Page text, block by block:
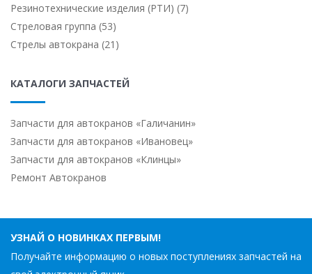
Резинотехнические изделия (РТИ) (7)
Стреловая группа (53)
Стрелы автокрана (21)
КАТАЛОГИ ЗАПЧАСТЕЙ
Запчасти для автокранов «Галичанин»
Запчасти для автокранов «Ивановец»
Запчасти для автокранов «Клинцы»
Ремонт Автокранов
УЗНАЙ О НОВИНКАХ ПЕРВЫМ!
Получайте информацию о новых поступлениях запчастей на